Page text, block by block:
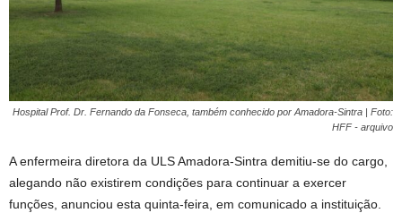
Hospital Prof. Dr. Fernando da Fonseca, também conhecido por Amadora-Sintra | Foto:
HFF - arquivo
A enfermeira diretora da ULS Amadora-Sintra demitiu-se do cargo,
alegando não existirem condições para continuar a exercer
funções, anunciou esta quinta-feira, em comunicado a instituição.